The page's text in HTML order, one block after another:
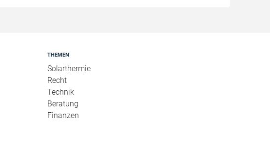
THEMEN
Solarthermie
Recht
Technik
Beratung
Finanzen